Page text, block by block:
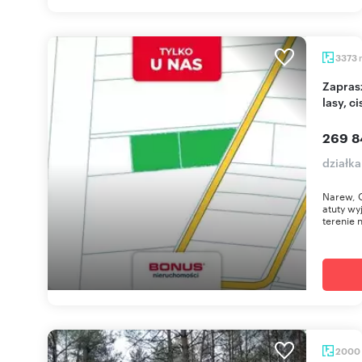
3373
Zapraszam do zakupu działki 3373 m² z MPZP,
lasy,
269
Narew,
atuty
terenie
2000